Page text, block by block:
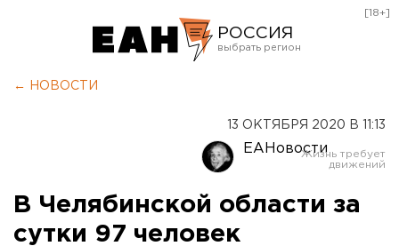
РОССИЯ
Оренбург
[18+]
← НОВОСТИ
13 ОКТЯБРЯ 2020 В 11:13
ЕАНовости
В Челябинской области за
сутки 97 человек